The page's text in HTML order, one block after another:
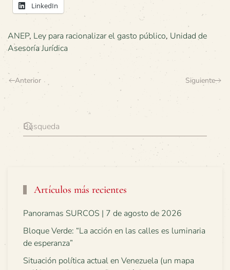
LinkedIn
ANEP, Ley para racionalizar el gasto público, Unidad de
Asesoría Jurídica
Anterior Siguiente
Artículos más recientes
Panoramas SURCOS | 7 de agosto de 2026
Bloque Verde: “La acción en las calles es luminaria
de esperanza”
Situación política actual en Venezuela (un mapa